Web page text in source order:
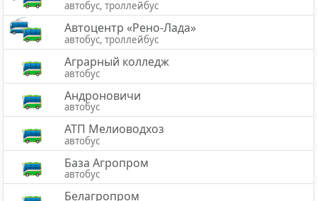
автобус, троллейбус
Автоцентр «Рено-Лада»
автобус, троллейбус
Аграрный колледж
автобус
Андроновичи
автобус
АТП Мелиоводхоз
автобус
База Агропром
автобус
Белагропром